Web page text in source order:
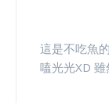
這是不吃魚
嗑光光XD